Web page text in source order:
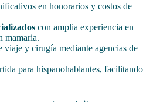
en honorarios y costos de
con amplia experiencia en
mamaria.
viaje y cirugía mediante agencias de
para hispanohablantes, facilitando